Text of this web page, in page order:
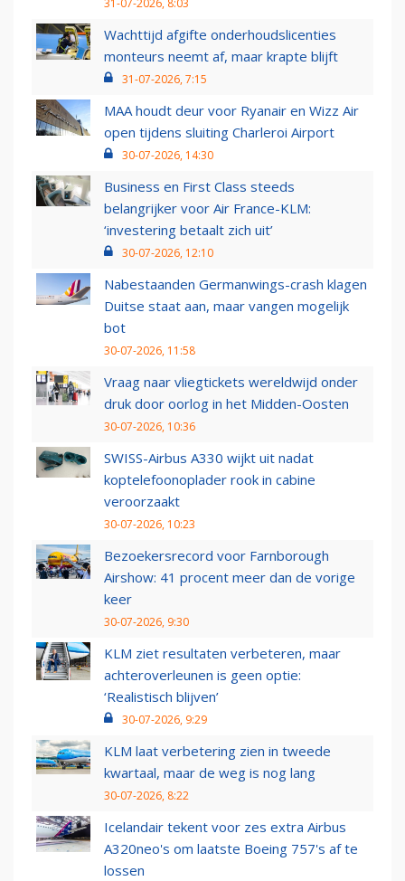
31-07-2026, 8:03
Wachttijd afgifte onderhoudslicenties
monteurs neemt af, maar krapte blijft
31-07-2026, 7:15
MAA houdt deur voor Ryanair en Wizz Air
open tijdens sluiting Charleroi Airport
30-07-2026, 14:30
Business en First Class steeds
belangrijker voor Air France-KLM:
‘investering betaalt zich uit’
30-07-2026, 12:10
Nabestaanden Germanwings-crash klagen
Duitse staat aan, maar vangen mogelijk
bot
30-07-2026, 11:58
Vraag naar vliegtickets wereldwijd onder
druk door oorlog in het Midden-Oosten
30-07-2026, 10:36
SWISS-Airbus A330 wijkt uit nadat
koptelefoonoplader rook in cabine
veroorzaakt
30-07-2026, 10:23
Bezoekersrecord voor Farnborough
Airshow: 41 procent meer dan de vorige
keer
30-07-2026, 9:30
KLM ziet resultaten verbeteren, maar
achteroverleunen is geen optie:
‘Realistisch blijven’
30-07-2026, 9:29
KLM laat verbetering zien in tweede
kwartaal, maar de weg is nog lang
30-07-2026, 8:22
Icelandair tekent voor zes extra Airbus
A320neo's om laatste Boeing 757's af te
lossen